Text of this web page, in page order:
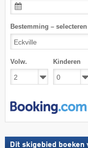
Bestemming – selecteren
Volw. Kinderen
Dit skigebied